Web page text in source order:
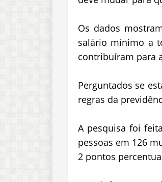
Os dados
salário mínimo a
contribuíram para
Perguntados se
regras da
A pesquisa foi
pessoas em 126
2 pontos